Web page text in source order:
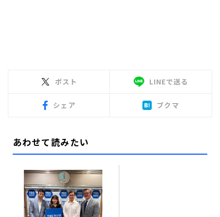
ポスト LINEで送る
シェア ブクマ
あわせて読みたい